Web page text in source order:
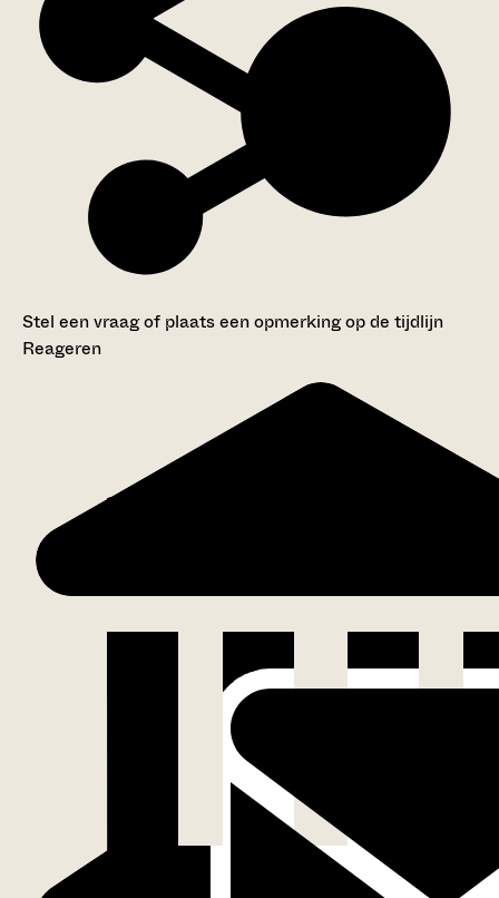
Stel een vraag of plaats een opmerking op de tijdlijn
Reageren